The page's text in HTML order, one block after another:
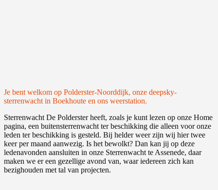
Je bent welkom op Polderster-Noorddijk, onze deepsky-
sterrenwacht in Boekhoute en ons weerstation.
Sterrenwacht De Polderster heeft, zoals je kunt lezen op onze Home
pagina, een buitensterrenwacht ter beschikking die alleen voor onze
leden ter beschikking is gesteld. Bij helder weer zijn wij hier twee
keer per maand aanwezig. Is het bewolkt? Dan kan jij op deze
ledenavonden aansluiten in onze Sterrenwacht te Assenede, daar
maken we er een gezellige avond van, waar iedereen zich kan
bezighouden met tal van projecten.